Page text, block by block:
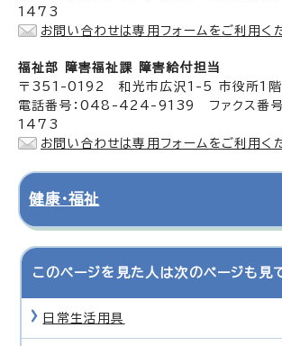
1473
お問い合わせは専用フォームをご利用く
福祉部 障害福祉課 障害給付担当
〒351-0192 和光市広沢1-5 市役所1階
電話番号：048-424-9139 ファクス番
1473
お問い合わせは専用フォームをご利用く
健康・福祉
このページを見た人は次のページも見
日常生活用具